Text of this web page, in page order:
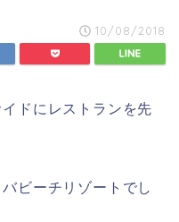
10/08/2018
ドにレストランを先
ビーチリゾートでし